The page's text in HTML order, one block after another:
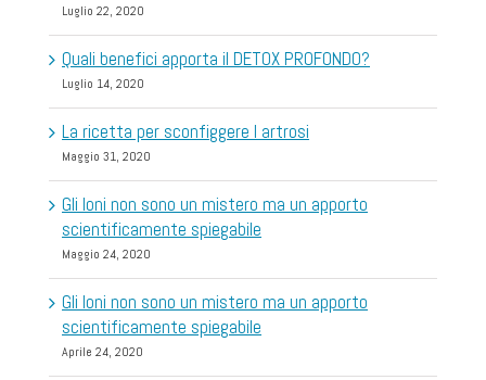
Luglio 22, 2020
Quali benefici apporta il DETOX PROFONDO?
Luglio 14, 2020
La ricetta per sconfiggere l artrosi
Maggio 31, 2020
Gli Ioni non sono un mistero ma un apporto
scientificamente spiegabile
Maggio 24, 2020
Gli Ioni non sono un mistero ma un apporto
scientificamente spiegabile
Aprile 24, 2020